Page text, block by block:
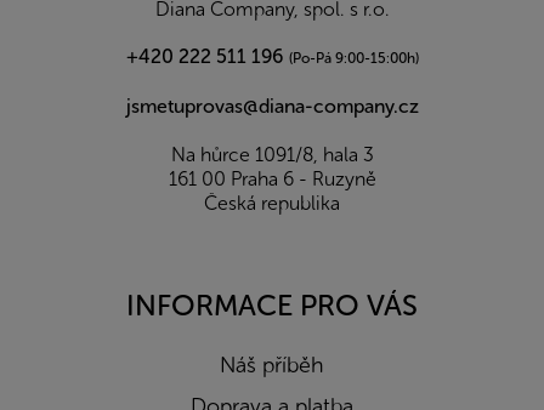
Diana Company, spol. s r.o.
+420 222 511 196 (Po-Pá 9:00-15:00h)
jsmetuprovas@diana-company.cz
Na hůrce 1091/8, hala 3
161 00 Praha 6 - Ruzyně
Česká republika
INFORMACE PRO VÁS
Náš příběh